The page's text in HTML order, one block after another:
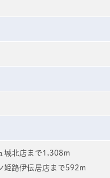
城北店まで1,308m
姫路伊伝居店まで592m